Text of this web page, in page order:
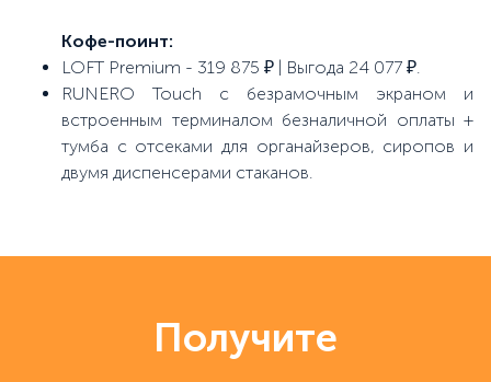
Кофе-поинт:
LOFT Premium - 319 875 ₽ | Выгода 24 077 ₽.
RUNERO Touch с безрамочным экраном и
встроенным терминалом безналичной оплаты +
тумба с отсеками для органайзеров, сиропов и
двумя диспенсерами стаканов.
Получите